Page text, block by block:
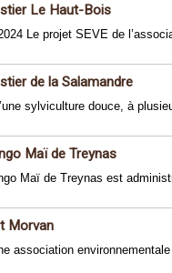
Le Haut-Bois
Le projet SEVE de
de la Salamandre
sylviculture douce, à
Maï de Treynas
Maï de Treynas est
Morvan
association